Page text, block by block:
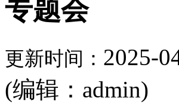
专题会
更新时间： 2025-
(编辑：admin)